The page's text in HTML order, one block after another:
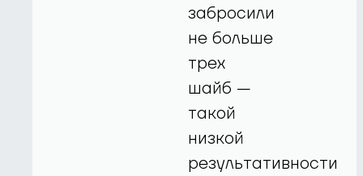
забросили
не больше
трех
шайб —
такой
низкой
результативности